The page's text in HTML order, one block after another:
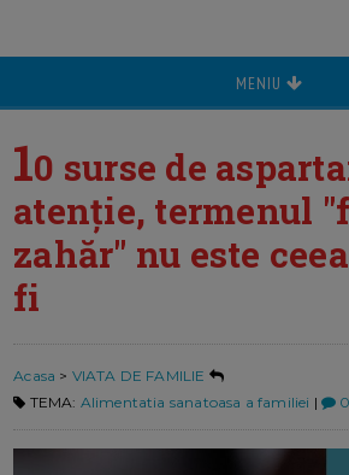
MENIU
10 surse de
atenție, termenul
zahăr" nu este
fi
Acasa > VIATA DE FAMILIE
TEMA: Alimentatia sanatoasa a familiei | 0